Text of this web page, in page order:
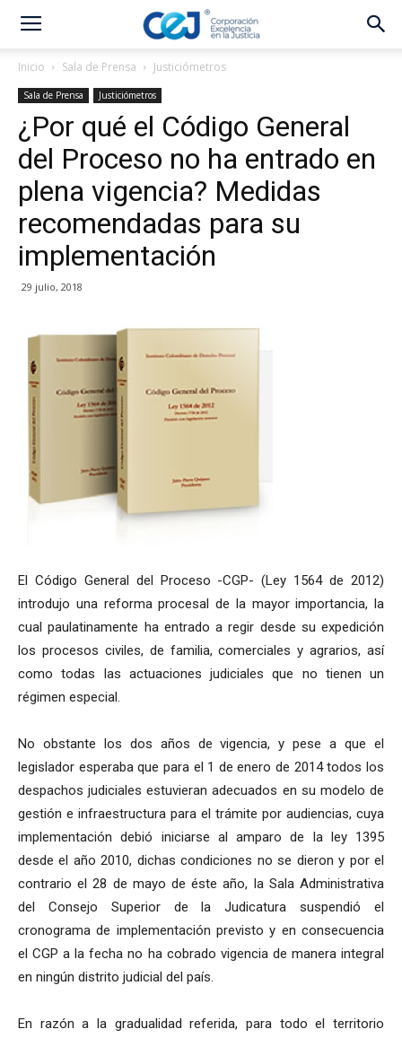
Inicio Sala de Prensa Justiciómetros
Sala de Prensa Justiciómetros
¿Por qué el Código General
del Proceso no ha entrado en
plena vigencia? Medidas
recomendadas para su
implementación
29 julio, 2018
El Código General del Proceso -CGP- (Ley 1564 de 2012)
introdujo una reforma procesal de la mayor importancia, la
cual paulatinamente ha entrado a regir desde su expedición
los procesos civiles, de familia, comerciales y agrarios, así
como todas las actuaciones judiciales que no tienen un
régimen especial.
No obstante los dos años de vigencia, y pese a que el
legislador esperaba que para el 1 de enero de 2014 todos los
despachos judiciales estuvieran adecuados en su modelo de
gestión e infraestructura para el trámite por audiencias, cuya
implementación debió iniciarse al amparo de la ley 1395
desde el año 2010, dichas condiciones no se dieron y por el
contrario el 28 de mayo de éste año, la Sala Administrativa
del Consejo Superior de la Judicatura suspendió el
cronograma de implementación previsto y en consecuencia
el CGP a la fecha no ha cobrado vigencia de manera integral
en ningún distrito judicial del país.
En razón a la gradualidad referida, para todo el territorio